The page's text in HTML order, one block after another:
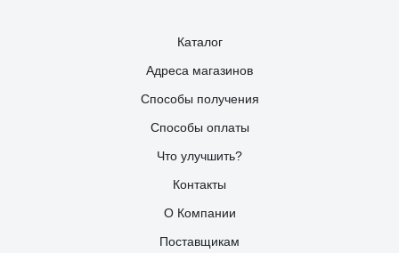
Каталог
Адреса магазинов
Способы получения
Способы оплаты
Что улучшить?
Контакты
О Компании
Поставщикам